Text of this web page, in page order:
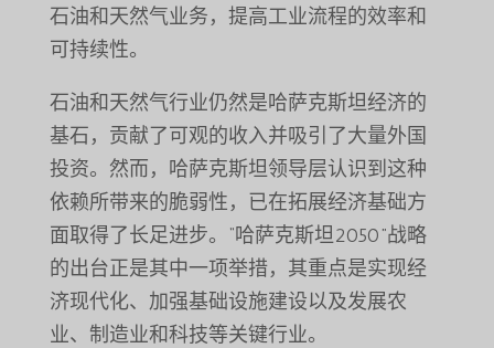
石油和天然气业务，提高工业流程的效率和
可持续性。
石油和天然气行业仍然是哈萨克斯坦经济的
基石，贡献了可观的收入并吸引了大量外国
投资。然而，哈萨克斯坦领导层认识到这种
依赖所带来的脆弱性，已在拓展经济基础方
面取得了长足进步。“哈萨克斯坦2050”战略
的出台正是其中一项举措，其重点是实现经
济现代化、加强基础设施建设以及发展农
业、制造业和科技等关键行业。